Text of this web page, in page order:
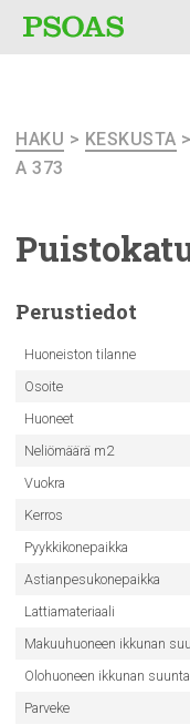
HAKU > KESKUSTA >
A 373
Perustiedot
Huoneiston tilanne
Osoite
Huoneet
Neliömäärä m2
Vuokra
Kerros
Pyykkikonepaikka
Astianpesukonepaikka
Lattiamateriaali
Makuuhuoneen ikkunan
Olohuoneen ikkunan suunta
Parveke